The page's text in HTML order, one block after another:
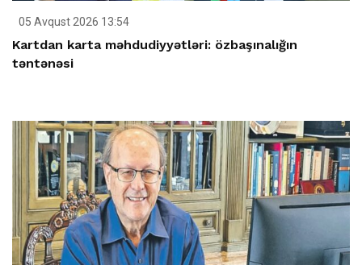
05 Avqust 2026 13:54
Kartdan karta məhdudiyyətləri: özbaşınalığın
təntənəsi